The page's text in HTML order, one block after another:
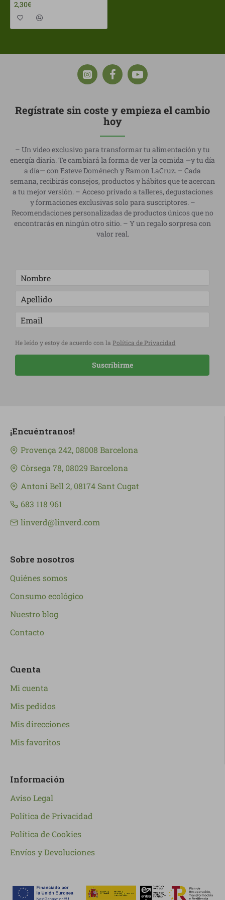
2,30€
Regístrate sin coste y empieza el cambio
hoy
– Un video exclusivo para transformar tu alimentación y tu
energía diaria. Te cambiará la forma de ver la comida —y tu día
a día— con Esteve Doménech y Ramon LaCruz. – Cada
semana, recibirás consejos, productos y hábitos que te acercan
a tu mejor versión. – Acceso privado a talleres, degustaciones
y formaciones exclusivas solo para suscriptores. –
Recomendaciones personalizadas de productos únicos que no
encontrarás en ningún otro sitio. – Y un regalo sorpresa con
valor real.
He leído y estoy de acuerdo con la Política de Privacidad
Suscribirme
¡Encuéntranos!
Provença 242, 08008 Barcelona
Còrsega 78, 08029 Barcelona
Antoni Bell 2, 08174 Sant Cugat
683 118 961
linverd@linverd.com
Sobre nosotros
Quiénes somos
Consumo ecológico
Nuestro blog
Contacto
Cuenta
Mi cuenta
Mis pedidos
Mis direcciones
Mis favoritos
Información
Aviso Legal
Política de Privacidad
Política de Cookies
Envíos y Devoluciones